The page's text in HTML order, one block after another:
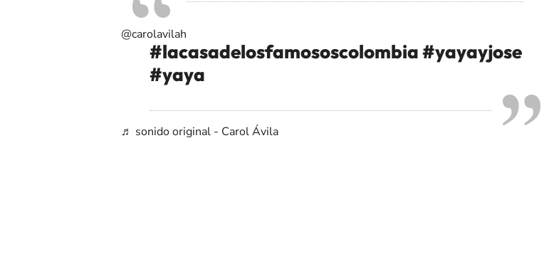
@carolavilah
#lacasadelosfamososcolombia#yayayjose
#yaya
♬ sonido original - Carol Ávila